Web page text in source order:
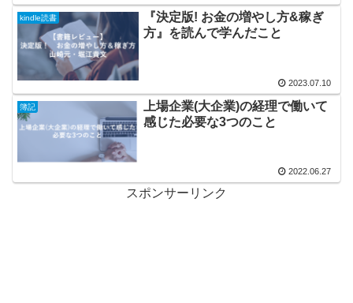
kindle読書
『決定版! お金の増やし方&稼ぎ
方』を読んで学んだこと
2023.07.10
簿記
上場企業(大企業)の経理で働いて
感じた必要な3つのこと
2022.06.27
スポンサーリンク